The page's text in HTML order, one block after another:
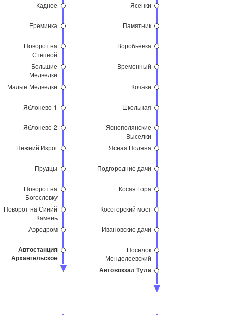
Кадное
Ереминка
Поворот на
Степной
Большие
Медведки
Малые Медведки
Яблонево-1
Яблонево-2
Нижний Изрог
Прудцы
Поворот на
Богословку
Поворот на Синий
Камень
Аэродром
Автостанция
Архангельское
Ясенки
Памятник
Воробьёвка
Временный
Кочаки
Школьная
Яснополянские
Выселки
Ясная Поляна
Подгородние дачи
Косая Гора
Косогорский мост
Ивановские дачи
Посёлок
Менделеевский
Автовокзал Тула